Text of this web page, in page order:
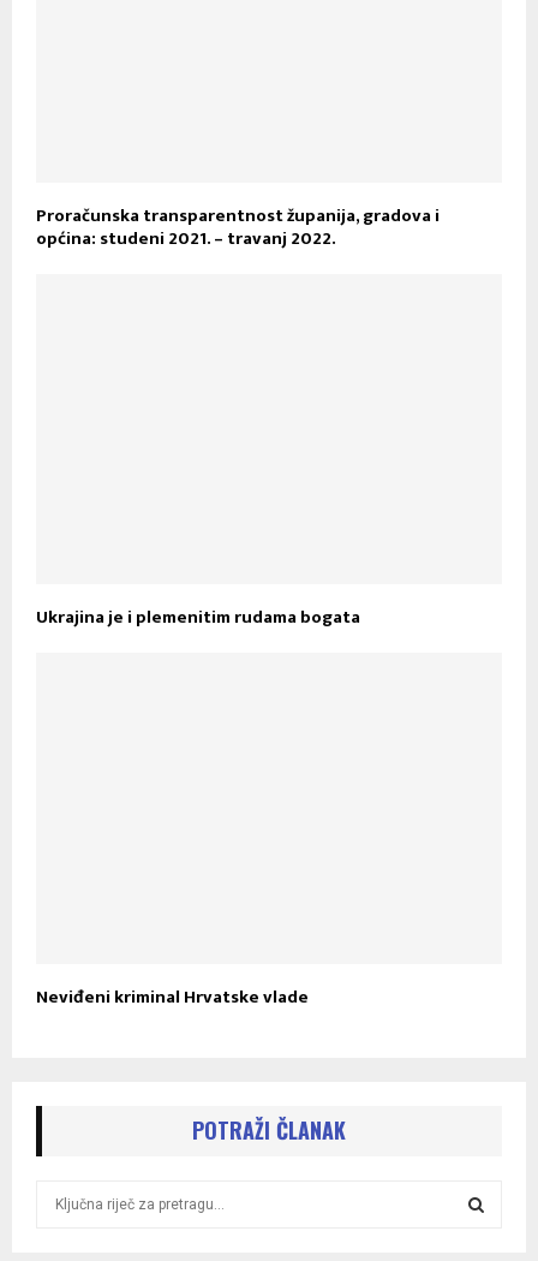
Proračunska transparentnost županija, gradova i
općina: studeni 2021. – travanj 2022.
Ukrajina je i plemenitim rudama bogata
Neviđeni kriminal Hrvatske vlade
POTRAŽI ČLANAK